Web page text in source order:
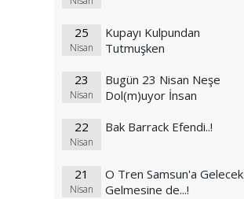
25
Nisan
Kupayı Kulpundan
Tutmuşken
23
Nisan
Bugün 23 Nisan Neşe
Dol(m)uyor İnsan
22
Nisan
Bak Barrack Efendi..!
21
Nisan
O Tren Samsun'a Gelecek
Gelmesine de...!